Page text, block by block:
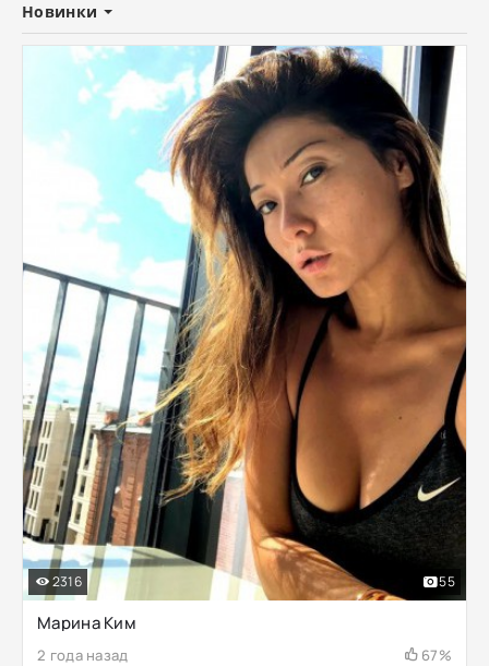
Новинки
Марина Ким
2 года назад 67%
2316 55